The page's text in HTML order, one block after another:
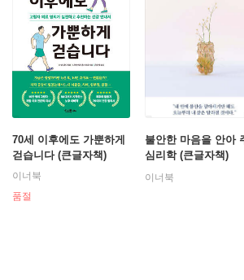
70세 이후에도 가뿐하게
걷습니다 (큰글자책)
이너북
품절
불안한 마음을 안아
심리학 (큰글자책)
이너북